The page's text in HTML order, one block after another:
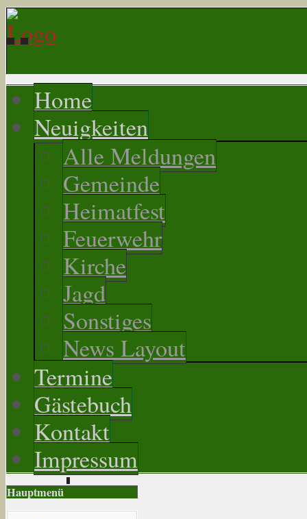
Home
Neuigkeiten
Alle Meldungen
Gemeinde
Heimatfest
Feuerwehr
Kirche
Jagd
Sonstiges
News Layout
Termine
Gästebuch
Kontakt
Impressum
Hauptmenü